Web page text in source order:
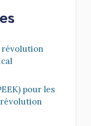
révolution
pour les